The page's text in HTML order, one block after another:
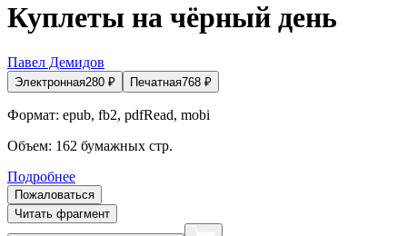
Куплеты на чёрный день
Павел Демидов
Электронная280 ₽ Печатная768 ₽
Формат: epub, fb2, pdfRead, mobi
Объем: 162 бумажных стр.
Подробнее
Пожаловаться
Читать фрагмент